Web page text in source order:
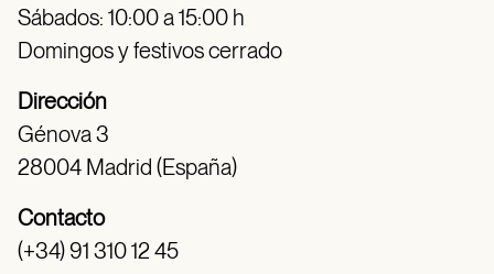
Sábados: 10:00 a 15:00 h
Domingos y festivos cerrado
Dirección
Génova 3
28004 Madrid (España)
Contacto
(+34) 91 310 12 45